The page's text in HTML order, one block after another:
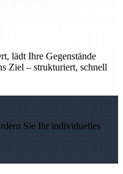
lädt Ihre Gegenstände
Ziel – strukturiert, schnell
Sie Ihr individuelles